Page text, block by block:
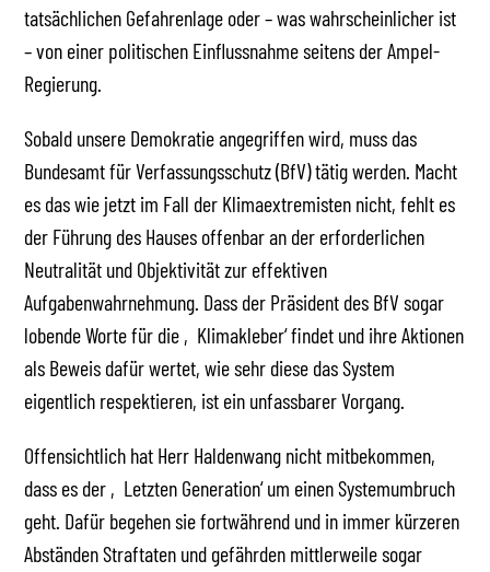
tatsächlichen Gefahrenlage oder – was wahrscheinlicher ist
– von einer politischen Einflussnahme seitens der Ampel-
Regierung.
Sobald unsere Demokratie angegriffen wird, muss das
Bundesamt für Verfassungsschutz (BfV) tätig werden. Macht
es das wie jetzt im Fall der Klimaextremisten nicht, fehlt es
der Führung des Hauses offenbar an der erforderlichen
Neutralität und Objektivität zur effektiven
Aufgabenwahrnehmung. Dass der Präsident des BfV sogar
lobende Worte für die ‚Klimakleber‘ findet und ihre Aktionen
als Beweis dafür wertet, wie sehr diese das System
eigentlich respektieren, ist ein unfassbarer Vorgang.
Offensichtlich hat Herr Haldenwang nicht mitbekommen,
dass es der ‚Letzten Generation‘ um einen Systemumbruch
geht. Dafür begehen sie fortwährend und in immer kürzeren
Abständen Straftaten und gefährden mittlerweile sogar